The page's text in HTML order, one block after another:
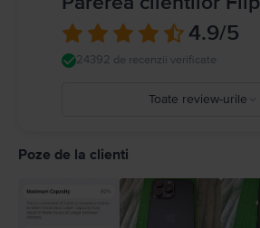
4.9/5
24392 de recenzii verificate
Toate review-urile
Poze de la clienti